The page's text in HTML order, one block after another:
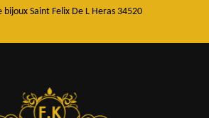
Saint Felix De L Heras 34520